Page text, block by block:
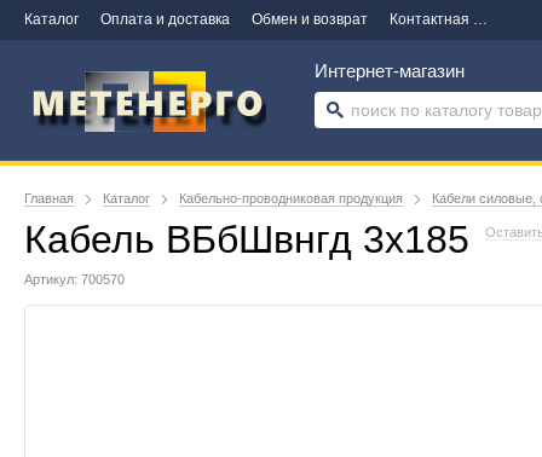
Каталог Оплата и доставка Обмен и возврат Контактная информация
Интернет-магазин
Главная Каталог Кабельно-проводниковая продукция Кабели силовые,
Кабель ВБбШвнгд 3х185
Артикул: 700570